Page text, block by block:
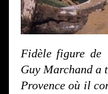
Fidèle figure de
Guy Marchand
Provence où il